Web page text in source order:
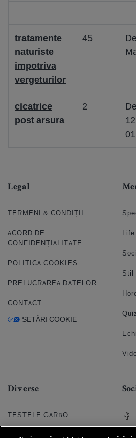
tratamente
naturiste
impotriva
vergeturilor
45
cicatrice
post arsura
2
Legal
TERMENI & CONDIȚII
ACORD DE
CONFIDENȚIALITATE
POLITICA COOKIES
PRELUCRAREA DATELOR
CONTACT
SETĂRI COOKIE
Life
Stil
Diverse
TESTELE GARBO
HOROSCOP